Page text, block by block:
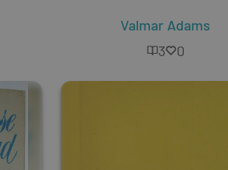
Valmar Adams
3
0